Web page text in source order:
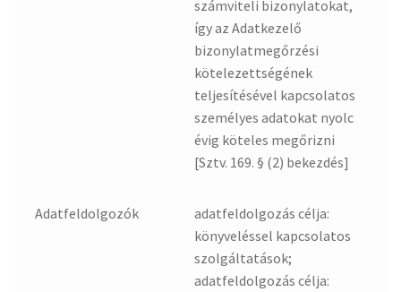
számviteli bizonylatokat,
így az Adatkezelő
bizonylatmegőrzési
kötelezettségének
teljesítésével kapcsolatos
személyes adatokat nyolc
évig köteles megőrizni
[Sztv. 169. § (2) bekezdés]
Adatfeldolgozók
adatfeldolgozás célja:
könyveléssel kapcsolatos
szolgáltatások;
adatfeldolgozás célja: